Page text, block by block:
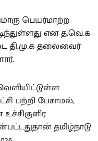
பெயர்மாற்ற
என த.வெ.க
தலைவைர்
பற்றி பேசாமல்,
தமிழ்நாடு